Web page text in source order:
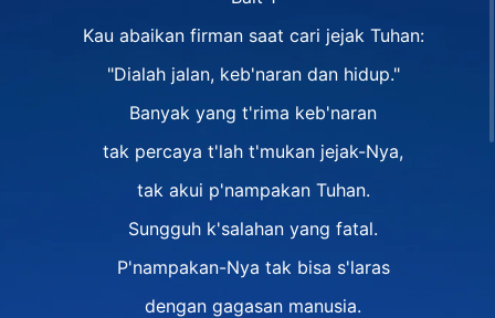
Kau abaikan firman saat cari jejak Tuhan:
"Dialah jalan, keb'naran dan hidup."
Banyak yang t'rima keb'naran
tak percaya t'lah t'mukan jejak-Nya,
tak akui p'nampakan Tuhan.
Sungguh k'salahan yang fatal.
P'nampakan-Nya tak bisa s'laras
dengan gagasan manusia.